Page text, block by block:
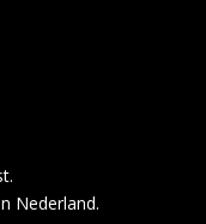
Nederland.